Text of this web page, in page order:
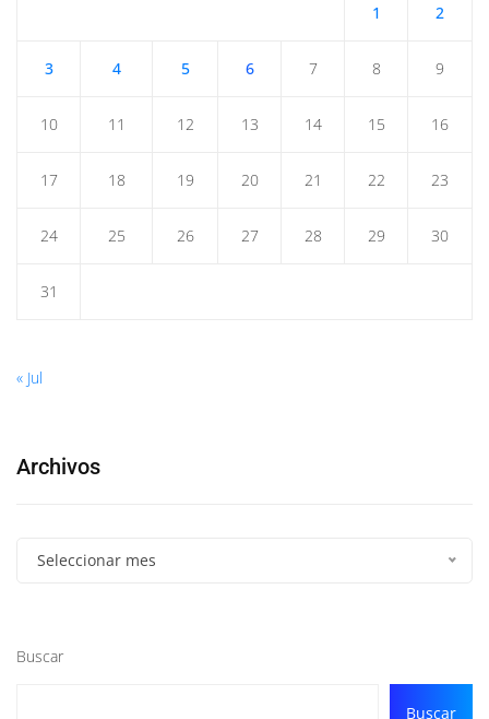
1 2
3 4 5 6 7 8 9
10 11 12 13 14 15 16
17 18 19 20 21 22 23
24 25 26 27 28 29 30
31
« Jul
Archivos
Seleccionar mes
Buscar
Buscar